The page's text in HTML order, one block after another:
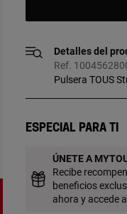
Detalles del
Ref.
Pulsera TOUS
cromodiópsido,
pulsera: 23 cm.
fabricada con
baño de oro de
espesor. Esta
mayor
Especial para ti
ÚNETE A
Recibe
beneficios
ahora y accede